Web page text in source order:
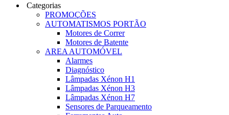
Categorias
PROMOÇÕES
AUTOMATISMOS PORTÃO
Motores de Correr
Motores de Batente
AREA AUTOMÓVEL
Alarmes
Diagnóstico
Lâmpadas Xénon H1
Lâmpadas Xénon H3
Lâmpadas Xénon H7
Sensores de Parqueamento